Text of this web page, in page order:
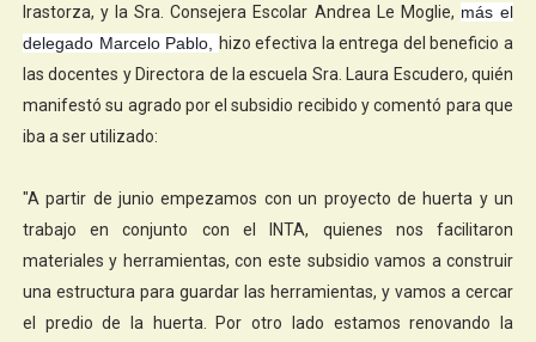
Irastorza, y la Sra. Consejera Escolar Andrea Le Moglie, más el
delegado Marcelo Pablo,
hizo efectiva la entrega del beneficio a
las docentes y Directora de la escuela Sra. Laura Escudero, quién
manifestó su agrado por el subsidio recibido y comentó para que
iba a ser utilizado:
"A partir de junio empezamos con un proyecto de huerta y un
trabajo en conjunto con el INTA, quienes nos facilitaron
materiales y herramientas, con este subsidio vamos a construir
una estructura para guardar las herramientas, y vamos a cercar
el predio de la huerta. Por otro lado estamos renovando la